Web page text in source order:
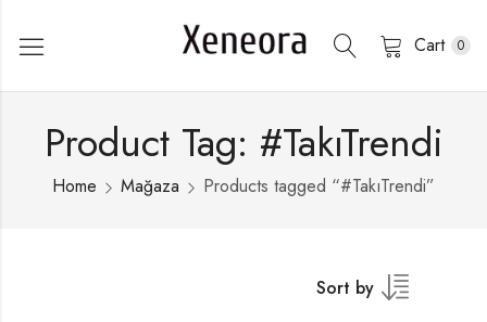
Cart 0
Product Tag: #TakıTrendi
Home Mağaza Products tagged “#TakıTrendi”
Sort by